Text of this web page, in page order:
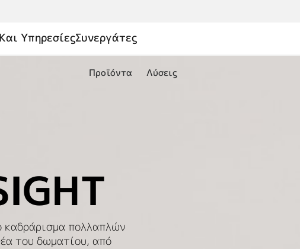
ΥπηρεσίεςΣυνεργάτες
Προϊόντα Λύσεις
καδράρισμα πολλαπλών
του δωματίου, από